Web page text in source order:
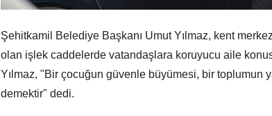
Şehitkamil Belediye Başkanı Umut Yılmaz, kent
olan işlek caddelerde vatandaşlara koruyucu aile
Yılmaz, "Bir çocuğun güvenle büyümesi, bir toplumun
demektir" dedi.